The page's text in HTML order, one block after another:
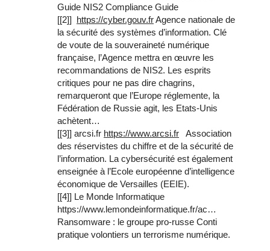
Guide NIS2 Compliance Guide
[[2]] https://cyber.gouv.frAgence nationale de
la sécurité des systèmes d’information. Clé
de voute de la souveraineté numérique
française, l’Agence mettra en œuvre les
recommandations de NIS2. Les esprits
critiques pour ne pas dire chagrins,
remarqueront que l’Europe réglemente, la
Fédération de Russie agit, les Etats-Unis
achètent…
[[3]] arcsi.fr https://www.arcsi.fr Association
des réservistes du chiffre et de la sécurité de
l’information. La cybersécurité est également
enseignée à l’Ecole européenne d’intelligence
économique de Versailles (EEIE).
[[4]] Le Monde Informatique
https://www.lemondeinformatique.fr/ac…
Ransomware : le groupe pro-russe Conti
pratique volontiers un terrorisme numérique.